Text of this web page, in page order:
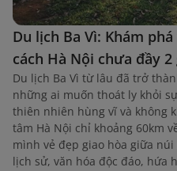
Du lịch Ba Vì: Khám
cách Hà Nội chưa đầy 2
Du lịch Ba Vì từ lâu đã trở
những ai muốn thoát ly khỏi
thiên nhiên hùng vĩ và không
tâm Hà Nội chỉ khoảng 60km
mình vẻ đẹp giao hòa giữa
lịch sử, văn hóa độc đáo, hứa